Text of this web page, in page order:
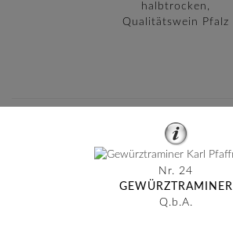
halbtrocken,
Qualitätswein Pfalz
Nr. 24
GEWÜRZTRAMINER
Q.b.A.